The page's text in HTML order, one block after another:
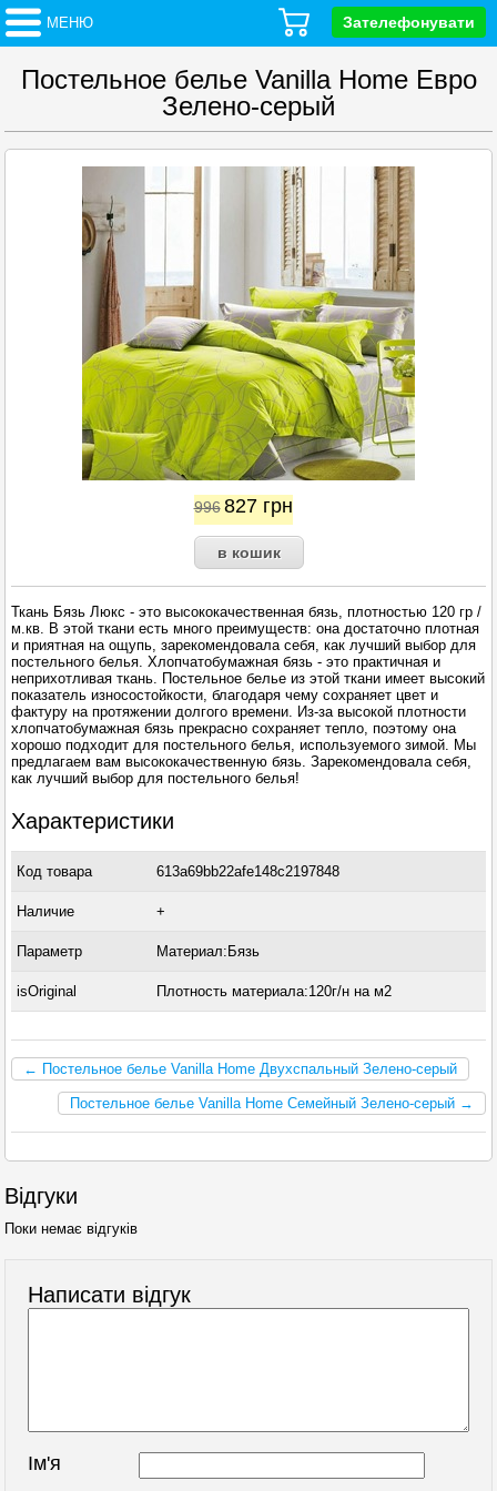
МЕНЮ Зателефонувати
Постельное белье Vanilla Home Евро
Зелено-серый
996 827 грн
Ткань Бязь Люкс - это высококачественная бязь, плотностью 120 гр /
м.кв. В этой ткани есть много преимуществ: она достаточно плотная
и приятная на ощупь, зарекомендовала себя, как лучший выбор для
постельного белья. Хлопчатобумажная бязь - это практичная и
неприхотливая ткань. Постельное белье из этой ткани имеет высокий
показатель износостойкости, благодаря чему сохраняет цвет и
фактуру на протяжении долгого времени. Из-за высокой плотности
хлопчатобумажная бязь прекрасно сохраняет тепло, поэтому она
хорошо подходит для постельного белья, используемого зимой. Мы
предлагаем вам высококачественную бязь. Зарекомендовала себя,
как лучший выбор для постельного белья!
Характеристики
Код товара 613a69bb22afe148c2197848
Наличие +
Параметр Материал:Бязь
isOriginal Плотность материала:120г/н на м2
← Постельное белье Vanilla Home Двухспальный Зелено-серый
Постельное белье Vanilla Home Семейный Зелено-серый →
Відгуки
Поки немає відгуків
Написати відгук
Ім'я